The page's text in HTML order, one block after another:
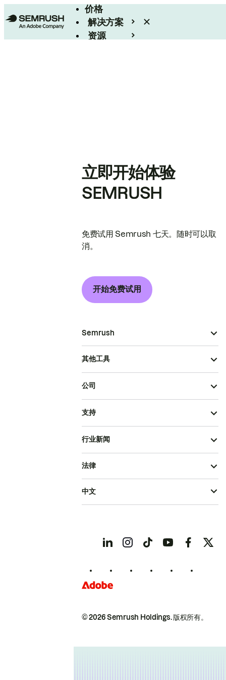
价格
解决方案
资源
立即开始体验
SEMRUSH
免费试用 Semrush 七天。随时可以取
消。
开始免费试用
Semrush
其他工具
公司
支持
行业新闻
© 2026 Semrush Holdings.版权所有。
法律
中文